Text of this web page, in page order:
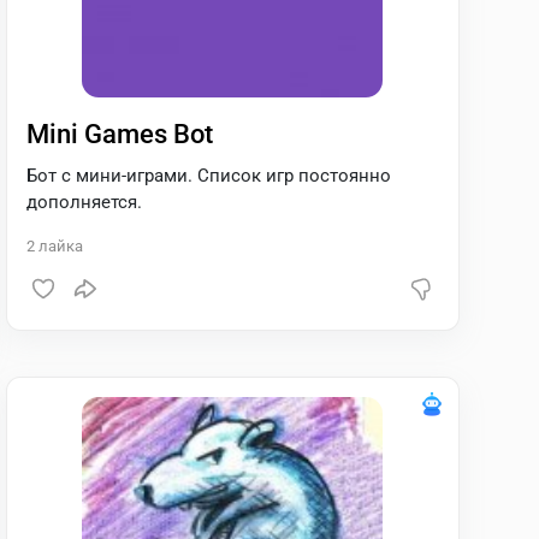
Mini Games Bot
Бот с мини-играми. Список игр постоянно
дополняется.
2лайка